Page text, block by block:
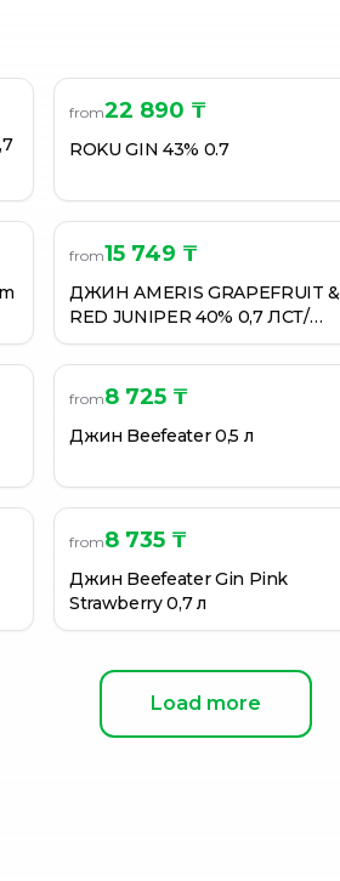
from22 890 ₸
ROKU GIN 43% 0.7
from15 749 ₸
ДЖИН AMERIS GRAPEFRUIT &
RED JUNIPER 40% 0,7 ЛСТ/
БУТ.
from8 725 ₸
Джин Beefeater 0,5 л
from8 735 ₸
Джин Beefeater Gin Pink
Strawberry 0,7 л
Load more